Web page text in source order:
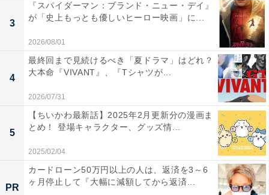
明。将司は家政婦へのセクハラで訴えられていること、
母親は韓流スターの推し活で6年前に子どもたちを捨て
家を出ていったこと、桜に隠れて弟妹たちは監禁した母
親との時間を楽しんでいたことなど、阿川家に隠された
闇が次々と炙りだされていきます。
しかし、三田園に背中を押された桜が、母親と一緒に暮
らしたかったという本音を素直に吐き出したことで家族
は和解。後日、三田園が請求書を届けに阿川家を訪れる
と、子どもたちが“親の躾”をし、新たに家族として暮ら
し始めている様子が見られたのでした。
3
『スパイダーマン：ブランド・ニュー・デイ』
が「史上もっとも優しいヒーロー映画」に...
2026/08/01
4
最終回まで見続けるべき「夏ドラマ」はどれ？
大本命『VIVANT』、『Tシャツが...
2026/07/31
5
【ちいかわ最新話】2025年2月更新分の漫画ま
とめ！ 登場キャラクター、グッズ情...
2025/02/04
PR
カードローン50万円以上の人は、返済を3～6
ヶ月停止して『大幅に減額してから返済...